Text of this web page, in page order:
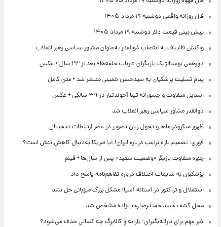
فال روزانه واقعی دوشنبه ۱۹ مرداد ۱۴۰۵
پیش‌ بینی قیمت دلار دوشنبه ۱۹ مرداد ۱۴۰۵
واکنش قالیباف به انتصاب ذوالقدر به‌عنوان مشاور سیاسی رهبر انقلاب
دورهمی نوستالژیک بازیگران «ارباب حلقه‌ها» بعد از ۲۳ سال + عکس
پیام تسلیت پزشکیان به سیدحسن خمینی منتشر شد + متن کامل
استایل متفاوت و جسورانه تینا آخوندتبار در ۳۹ سالگی + عکس
ذوالقدر مشاور سیاسی رهبر انقلاب شد
ظهور میکرودراماها و تحول زبان تصویر در عصر ارتباطات دیجیتال
فوری؛ تصمیم تازه ترامپ درباره ایران/ آیا آمریکا به‌دنبال کاهش تنش است؟
چهره متفاوت بازیگر «وضعیت سفید» پس از سال‌ها + فیلم
پزشکیان به شایعات اختلاف درباره تفاهم‌نامه پاسخ داد
استقلال و تراکتور در آستانه آسیا؛ مشکل بزرگ میزبانی حل نشد
محل کشف جسد حمیدرضا رجب‌زاده مشخص شد
خبر مهم برای یارانه‌بگیران؛ یارانه و کالابرگ چه کسانی حذف می‌شود؟